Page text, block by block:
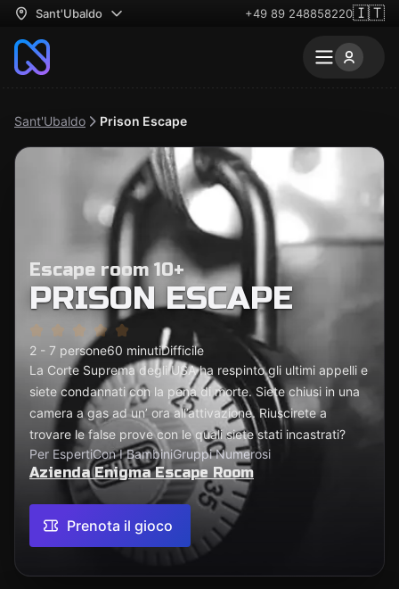
Sant'Ubaldo +49 89 248858220🇮🇹
Sant'Ubaldo Prison Escape
Escape room 10+
PRISON ESCAPE
2 - 7 persone60 minutiDifficile
La Corte Suprema degli USA ha respinto gli ultimi appelli e
siete condannati con la pena di morte. Siete chiusi in una
camera a gas ad un’ ora all’attivazione. Riuscirete a
trovare le false prove con le quali siete stati incastrati?
Per EspertiCon I BambiniGruppi Numerosi
Azienda Enigma Escape Room
Prenota il gioco